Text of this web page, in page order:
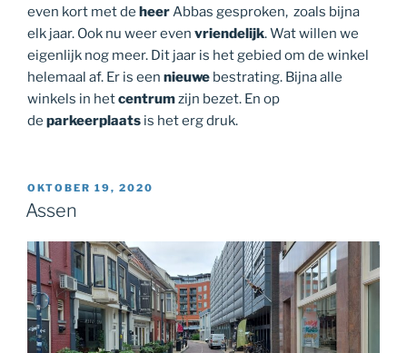
even kort met de heerAbbas gesproken, zoals bijna
elk jaar. Ook nu weer even vriendelijk. Wat willen we
eigenlijk nog meer. Dit jaar is het gebied om de winkel
helemaal af. Er is een nieuwe bestrating. Bijna alle
winkels in hetcentrumzijn bezet. En op
de parkeerplaats is het erg druk.
GEPLAATST
OP
OKTOBER 19, 2020
Assen